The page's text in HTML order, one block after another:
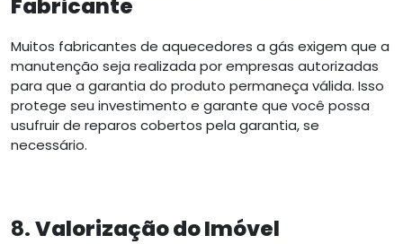
Muitos fabricantes de aquecedores a gás exigem que a
manutenção seja realizada por empresas autorizadas
para que a garantia do produto permaneça válida. Isso
protege seu investimento e garante que você possa
usufruir de reparos cobertos pela garantia, se
necessário.
8.Valorização do Imóvel